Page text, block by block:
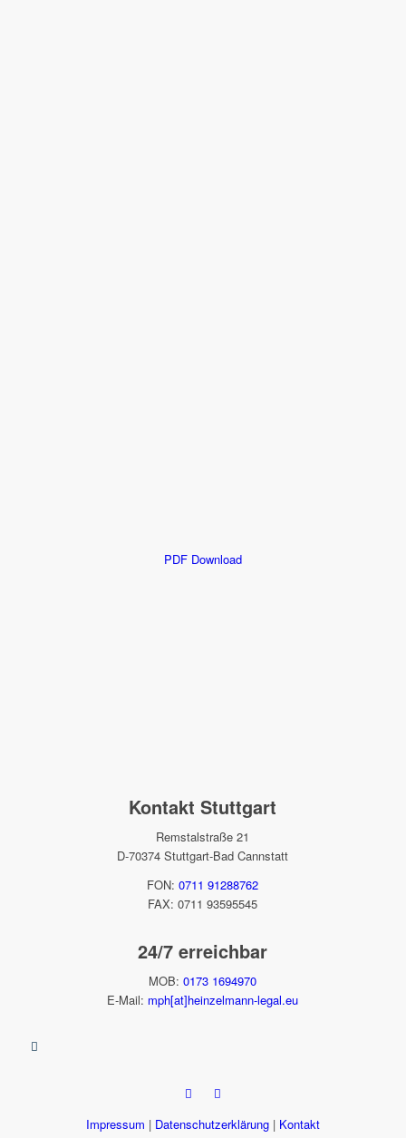
PDF Download
Kontakt Stuttgart
Remstalstraße 21
D-70374 Stuttgart-Bad Cannstatt
FON:0711 91288762
FAX: 0711 93595545
24/7 erreichbar
MOB:0173 1694970
E-Mail: mph[at]heinzelmann-legal.eu
Impressum | Datenschutzerklärung| Kontakt